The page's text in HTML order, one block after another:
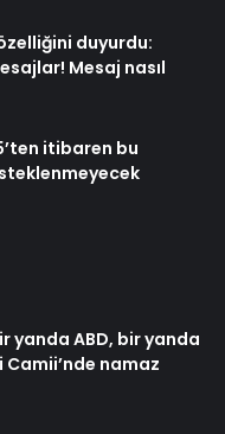
duyurdu:
Mesaj nasıl
itibaren bu
yanda ABD, bir yanda
Camii’nde namaz